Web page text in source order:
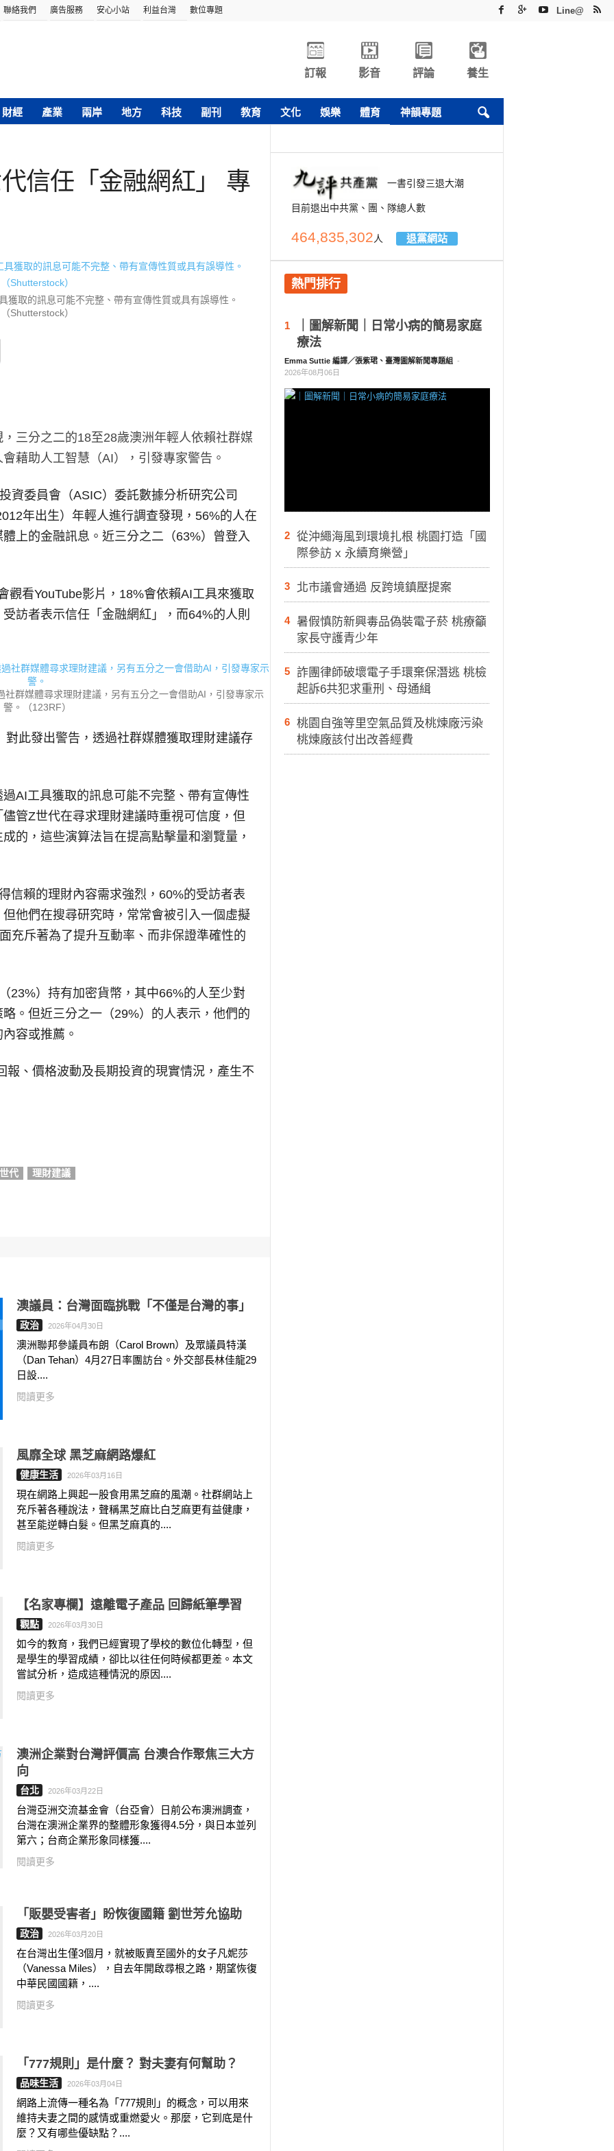
聯絡我們 廣告服務 安心小站 利益台灣 數位專題 Line@
訂報 影音 評論 養生
財經 產業 兩岸 地方 科技 副刊 教育 文化 娛樂 體育 神韻專題
信任「金融網紅」 專
獲取的訊息可能不完整、帶有宣傳性質或具有誤導性。
（Shutterstock）
三分之二的18至28歲澳洲年輕人依賴社群媒
藉助人工智慧（AI），引發專家警告。
資委員會（ASIC）委託數據分析研究公司
年出生）年輕人進行調查發現，56%的人在
上的金融訊息。近三分之二（63%）曾登入
觀看YouTube影片，18%會依賴AI工具來獲取
訪者表示信任「金融網紅」，而64%的人則
群媒體尋求理財建議，另有五分之一會借助AI，引發專家示
警。（123RF）
此發出警告，透過社群媒體獲取理財建議存
AI工具獲取的訊息可能不完整、帶有宣傳性
管Z世代在尋求理財建議時重視可信度，但
的，這些演算法旨在提高點擊量和瀏覽量，
信賴的理財內容需求強烈，60%的受訪者表
他們在搜尋研究時，常常會被引入一個虛擬
充斥著為了提升互動率、而非保證準確性的
23%）持有加密貨幣，其中66%的人至少對
。但近三分之一（29%）的人表示，他們的
容或推薦。
報、價格波動及長期投資的現實情況，產生不
代 理財建議
澳議員：台灣面臨挑戰「不僅是台灣的事」
政治 2026年04月30日
澳洲聯邦參議員布朗（Carol Brown）及眾議員特漢
（Dan Tehan）4月27日率團訪台。外交部長林佳龍29
日設....
閱讀更多
風靡全球 黑芝麻網路爆紅
健康生活 2026年03月16日
現在網路上興起一股食用黑芝麻的風潮。社群網站上
充斥著各種說法，聲稱黑芝麻比白芝麻更有益健康，
甚至能逆轉白髮。但黑芝麻真的....
閱讀更多
【名家專欄】遠離電子產品 回歸紙筆學習
觀點 2026年03月30日
如今的教育，我們已經實現了學校的數位化轉型，但
是學生的學習成績，卻比以往任何時候都更差。本文
嘗試分析，造成這種情況的原因....
閱讀更多
澳洲企業對台灣評價高 台澳合作聚焦三大方
向
台北 2026年03月22日
台灣亞洲交流基金會（台亞會）日前公布澳洲調查，
台灣在澳洲企業界的整體形象獲得4.5分，與日本並列
第六；台商企業形象同樣獲....
閱讀更多
「販嬰受害者」盼恢復國籍 劉世芳允協助
政治 2026年03月20日
在台灣出生僅3個月，就被販賣至國外的女子凡妮莎
（Vanessa Miles），自去年開啟尋根之路，期望恢復
中華民國國籍，....
閱讀更多
「777規則」是什麼？ 對夫妻有何幫助？
品味生活 2026年03月04日
網路上流傳一種名為「777規則」的概念，可以用來
維持夫妻之間的感情或重燃愛火。那麼，它到底是什
麼？又有哪些優缺點？....
一書引發三退大潮
目前退出中共黨、團、隊總人數
464,835,302人 退黨網站
熱門排行
1
｜圖解新聞｜日常小病的簡易家庭
療法
Emma Suttie 編譯／張紫珺、臺灣圖解新聞專題組
-
2026年08月06日
2
從沖繩海風到環境扎根 桃園打造「國
際參訪 x 永續育樂營」
3 北市議會通過 反跨境鎮壓提案
4
暑假慎防新興毒品偽裝電子菸 桃療籲
家長守護青少年
5
詐團律師破壞電子手環棄保潛逃 桃檢
起訴6共犯求重刑、母通緝
6
桃園自強等里空氣品質及桃煉廠污染
桃煉廠該付出改善經費